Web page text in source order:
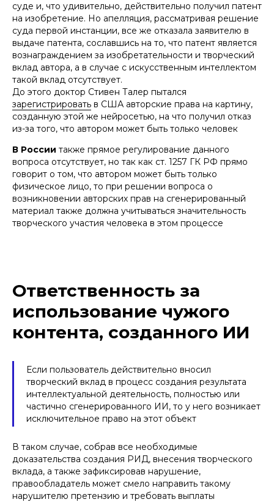
суде и, что удивительно, действительно получил патент
на изобретение. Но апелляция, рассматривая решение
суда первой инстанции, все же отказала заявителю в
выдаче патента, сославшись на то, что патент является
вознаграждением за изобретательности и творческий
вклад автора, а в случае с искусственным интеллектом
такой вклад отсутствует.
До этого доктор Стивен Талер пытался
зарегистрировать в США авторские права на картину,
созданную этой же нейросетью, на что получил отказ
из-за того, что автором может быть только человек
В России также прямое регулирование данного
вопроса отсутствует, но так как ст. 1257 ГК РФ прямо
говорит о том, что автором может быть только
физическое лицо, то при решении вопроса о
возникновении авторских прав на сгенерированный
материал также должна учитываться значительность
творческого участия человека в этом процессе
Ответственность за
использование чужого
контента, созданного ИИ
Если пользователь действительно вносил
творческий вклад в процесс создания результата
интеллектуальной деятельность, полностью или
частично сгенерированного ИИ, то у него возникает
исключительное право на этот объект
В таком случае, собрав все необходимые
доказательства создания РИД, внесения творческого
вклада, а также зафиксировав нарушение,
правообладатель может смело направить такому
нарушителю претензию и требовать выплаты